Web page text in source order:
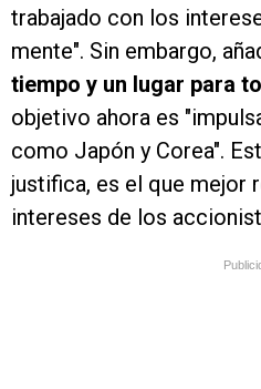
trabajado con los
mente". Sin embargo,
tiempo y un lugar para
objetivo ahora es
como Japón y Corea".
justifica, es el que mejor
intereses de los